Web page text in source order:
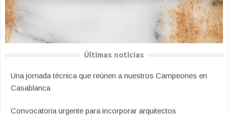
Últimas noticias
Una jornada técnica que reúnen a nuestros Campeones en
Casablanca
Convocatoria urgente para incorporar arquitectos